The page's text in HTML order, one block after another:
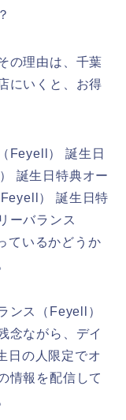
の理由は、千葉
にいくと、お得
Feyell） 誕生日
誕生日特典オー
） 誕生日特
ーバランス
ているかどうか
ンス（Feyell）
念ながら、デイ
日の人限定でオ
情報を配信して